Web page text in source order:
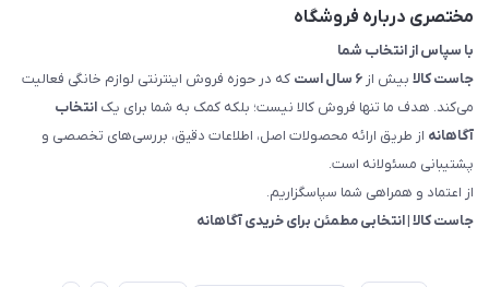
مختصری درباره فروشگاه
با سپاس از انتخاب شما
جاست کالا بیش از ۶ سال است
که در حوزه فروش اینترنتی لوازم خانگی فعالیت
می‌کند. هدف ما تنها فروش کالا نیست؛ بلکه کمک به شما برای یک انتخاب
آگاهانه از طریق ارائه محصولات اصل، اطلاعات دقیق، بررسی‌های تخصصی و
پشتیبانی مسئولانه است.
از اعتماد و همراهی شما سپاسگزاریم.
جاست کالا | انتخابی مطمئن برای خریدی آگاهانه